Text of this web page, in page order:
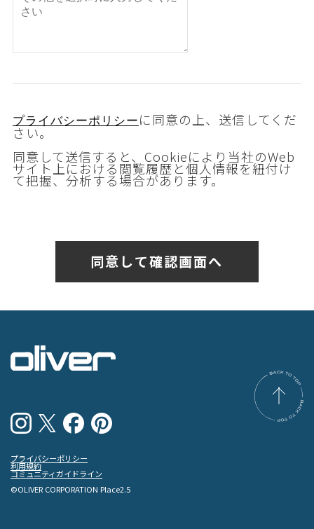
プライバシーポリシー に同意の上、送信してくだ
さい。
同意して送信すると、Cookieにより当社のWeb
サイト上における閲覧履歴と個人情報を紐付け
て把握、分析する場合があります。
プライバシーポリシー
利用規約
コミュニティガイドライン
©OLIVER CORPORATION Place2.5